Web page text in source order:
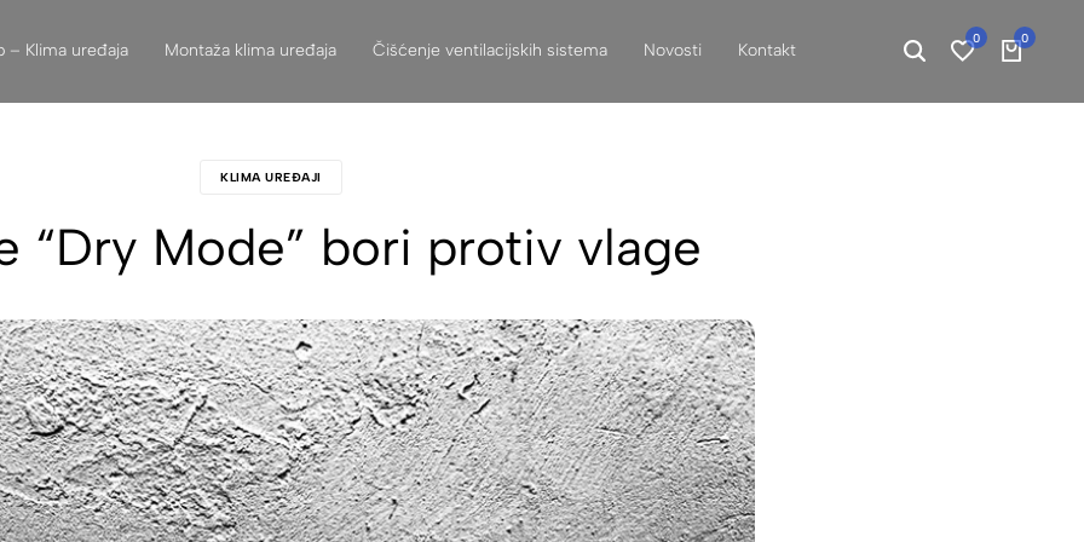
– Klima uređaja Montaža klima uređaja Čišćenje ventilacijskih sistema Novosti Kontakt
0 0
KLIMA UREĐAJI
“Dry Mode” bori protiv vlage